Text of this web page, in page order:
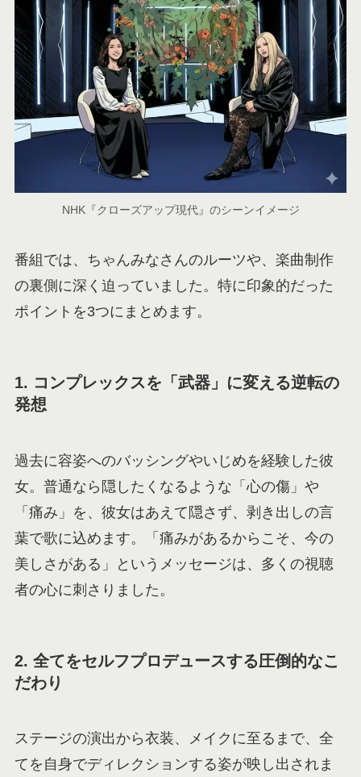
NHK『クローズアップ現代』のシーンイメージ
番組では、ちゃんみなさんのルーツや、楽曲制作
の裏側に深く迫っていました。特に印象的だった
ポイントを3つにまとめます。
1. コンプレックスを「武器」に変える逆転の
発想
過去に容姿へのバッシングやいじめを経験した彼
女。普通なら隠したくなるような「心の傷」や
「痛み」を、彼女はあえて隠さず、剥き出しの言
葉で歌に込めます。「痛みがあるからこそ、今の
美しさがある」というメッセージは、多くの視聴
者の心に刺さりました。
2. 全てをセルフプロデュースする圧倒的なこ
だわり
ステージの演出から衣装、メイクに至るまで、全
てを自身でディレクションする姿が映し出されま